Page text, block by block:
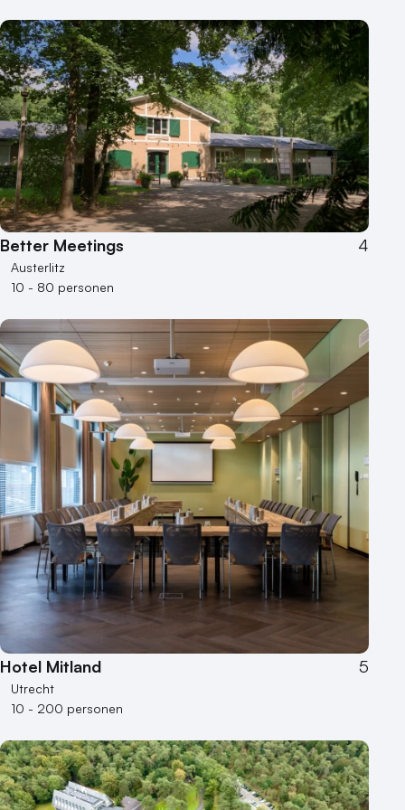
Better Meetings 4
Austerlitz
10 - 80 personen
Hotel Mitland 5
Utrecht
10 - 200 personen